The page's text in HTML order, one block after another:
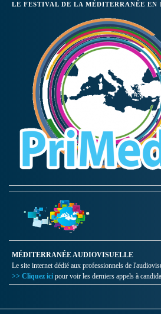
LE FESTIVAL DE LA MÉDITERRANÉE EN
MÉDITERRANÉE AUDIOVISUELLE
Le site internet dédié aux professionnels de
>> Cliquez ici pour voir les derniers appels à